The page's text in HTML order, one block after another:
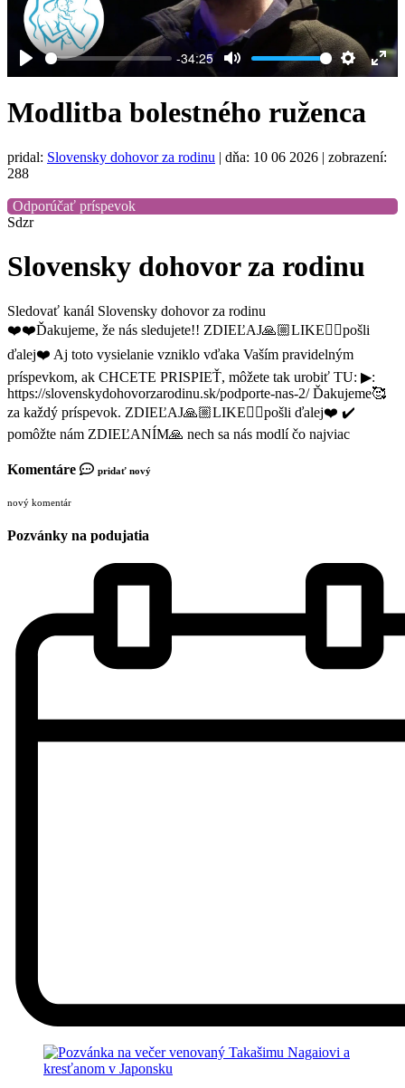
Play
-34:25
Mute Settings
Modlitba bolestného ruženca
pridal: Slovensky dohovor za rodinu | dňa: 10 06 2026 | zobrazení:
288
Odporúčať príspevok
Sdzr
Slovensky dohovor za rodinu
Sledovať kanál Slovensky dohovor za rodinu
❤️❤️Ďakujeme, že nás sledujete!! ZDIEĽAJ🙏🏼LIKE👍🏼pošli
ďalej❤️ Aj toto vysielanie vzniklo vďaka Vaším pravidelným
príspevkom, ak CHCETE PRISPIEŤ, môžete tak urobiť TU: ▶:
https://slovenskydohovorzarodinu.sk/podporte-nas-2/ Ďakujeme🥰
za každý príspevok. ZDIEĽAJ🙏🏼LIKE👍🏼pošli ďalej❤️ ✔️
pomôžte nám ZDIEĽANÍM🙏 nech sa nás modlí čo najviac
Komentáre pridať nový
nový komentár
Pozvánky na podujatia